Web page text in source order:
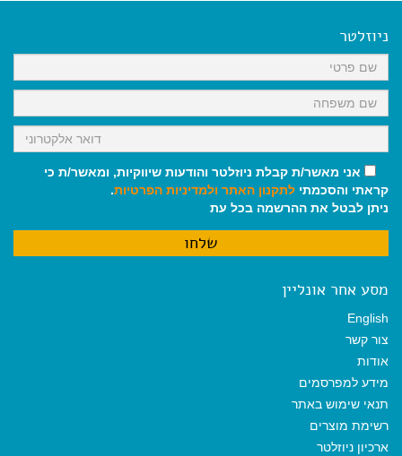
k
p
m
ניוזלטר
אני מאשר/ת קבלת ניוזלטר והודעות שיווקיות, ומאשר/ת כי
קראתי והסכמתי לתקנון האתר ולמדיניות הפרטיות.
ניתן לבטל את ההרשמה בכל עת
מסע אחר אונליין
English
צור קשר
אודות
מידע למפרסמים
תנאי שימוש באתר
רשימת מוצרים
ארכיון ניוזלטר